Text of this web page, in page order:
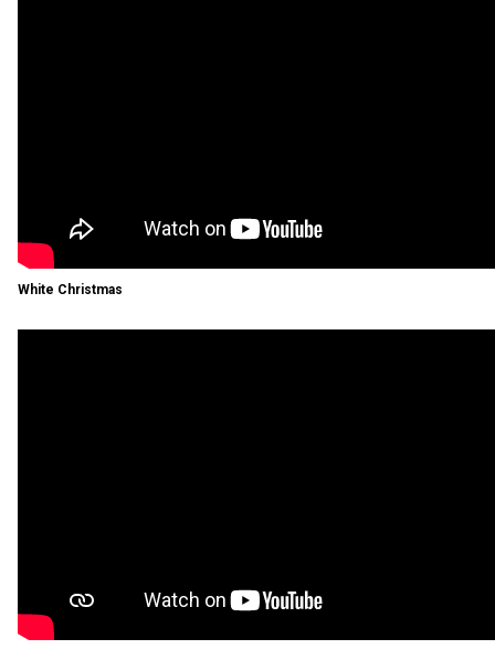
White Christmas